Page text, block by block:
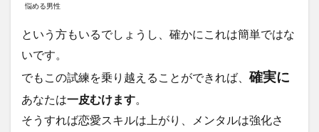
悩める男性
という方もいるでしょうし、確かにこれは簡単ではな
いです。
でもこの試練を乗り越えることができれば、確実に
あなたは一皮むけます
そうすれば恋愛スキルは上がり、メンタルは強化さ